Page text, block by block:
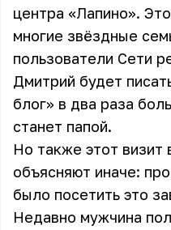
центра «Лапино».
многие звёздные
пользователи Сети
Дмитрий будет
блог» в два раза
станет папой.
Но также этот визит
объясняют иначе:
было посетить это
Недавно мужчина